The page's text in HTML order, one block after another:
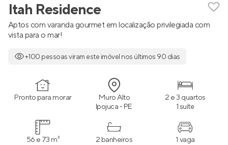
Itah Residence
Aptos com varanda gourmet em localização privilegiada com
vista para o mar!
+100 pessoas viram este imóvel nos últimos 90 dias
Pronto para morar Muro Alto
Ipojuca - PE
2 e 3 quartos
1 suíte
56 e 73 m² 2 banheiros 1 vaga